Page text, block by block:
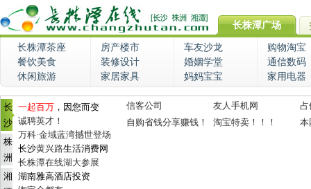
长株潭广场
长株潭茶座 房产楼市 车友沙龙
购物淘宝
餐饮美食
装修设计 婚姻学堂
通信数码
休闲旅游
家居家具 妈妈宝宝 家用电器
长
沙
株
洲
湘
一起百万 ，因您而变
诚聘英才！
万科·金域蓝湾撼世登场
长沙黄兴路生活消费网
长株潭在线湖大参展
湖南雅高酒店投资
信客公司 友人手机网
占
自购省钱分享赚钱！
淘宝特卖！！！ 本